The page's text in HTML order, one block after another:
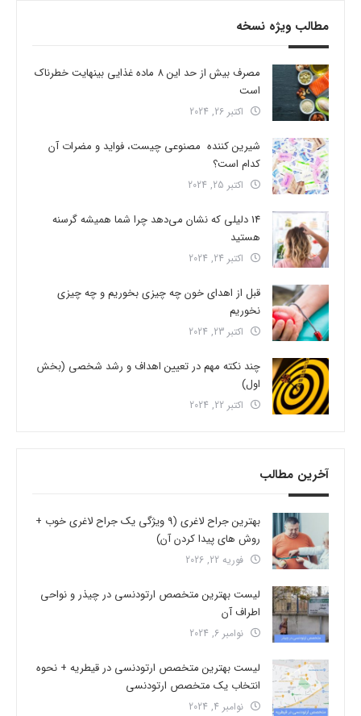
مطالب ویژه نسخه
مصرف بیش از حد این 8 ماده غذایی بینهایت خطرناک
است
اکتبر 26, 2024
شیرین کننده مصنوعی چیست، فواید و مضرات آن
کدام است؟
اکتبر 25, 2024
14 دلیلی که نشان می‌دهد چرا شما همیشه گرسنه
هستید
اکتبر 24, 2024
قبل از اهدای خون چه چیزی بخوریم و چه چیزی
نخوریم
اکتبر 23, 2024
چند نکته مهم در تعیین اهداف و رشد شخصی (بخش
اول)
اکتبر 22, 2024
آخرین مطالب
بهترین جراح لاغری (9 ویژگی یک جراح لاغری خوب +
روش های پیدا کردن آن)
فوریه 22, 2026
لیست بهترین متخصص ارتودنسی در چیذر و نواحی
اطراف آن
نوامبر 6, 2024
لیست بهترین متخصص ارتودنسی در قیطریه + نحوه
انتخاب یک متخصص ارتودنسی
نوامبر 4, 2024